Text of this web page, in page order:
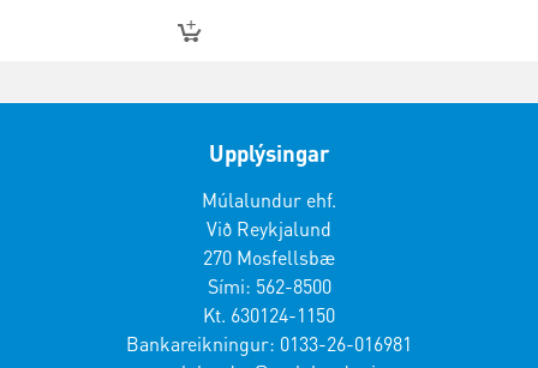
Upplýsingar
Múlalundur ehf.
Við Reykjalund
270 Mosfellsbæ
Sími: 562-8500
Kt. 630124-1150
Bankareikningur: 0133-26-016981